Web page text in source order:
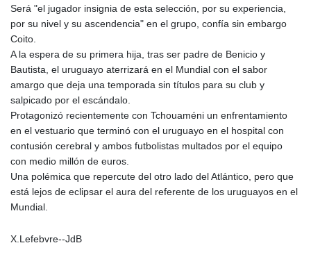
Será "el jugador insignia de esta selección, por su experiencia,
por su nivel y su ascendencia" en el grupo, confía sin embargo
Coito.
A la espera de su primera hija, tras ser padre de Benicio y
Bautista, el uruguayo aterrizará en el Mundial con el sabor
amargo que deja una temporada sin títulos para su club y
salpicado por el escándalo.
Protagonizó recientemente con Tchouaméni un enfrentamiento
en el vestuario que terminó con el uruguayo en el hospital con
contusión cerebral y ambos futbolistas multados por el equipo
con medio millón de euros.
Una polémica que repercute del otro lado del Atlántico, pero que
está lejos de eclipsar el aura del referente de los uruguayos en el
Mundial.
X.Lefebvre--JdB